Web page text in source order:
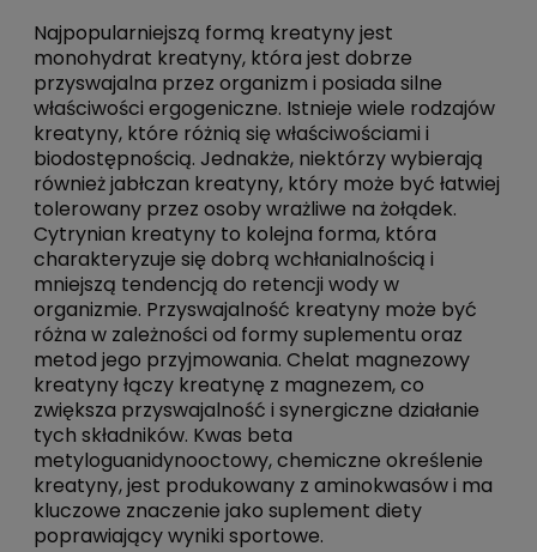
Najpopularniejszą formą kreatyny jest
monohydrat kreatyny, która jest dobrze
przyswajalna przez organizm i posiada silne
właściwości ergogeniczne. Istnieje wiele rodzajów
kreatyny, które różnią się właściwościami i
biodostępnością. Jednakże, niektórzy wybierają
również jabłczan kreatyny, który może być łatwiej
tolerowany przez osoby wrażliwe na żołądek.
Cytrynian kreatyny to kolejna forma, która
charakteryzuje się dobrą wchłanialnością i
mniejszą tendencją do retencji wody w
organizmie. Przyswajalność kreatyny może być
różna w zależności od formy suplementu oraz
metod jego przyjmowania. Chelat magnezowy
kreatyny łączy kreatynę z magnezem, co
zwiększa przyswajalność i synergiczne działanie
tych składników. Kwas beta
metyloguanidynooctowy, chemiczne określenie
kreatyny, jest produkowany z aminokwasów i ma
kluczowe znaczenie jako suplement diety
poprawiający wyniki sportowe.